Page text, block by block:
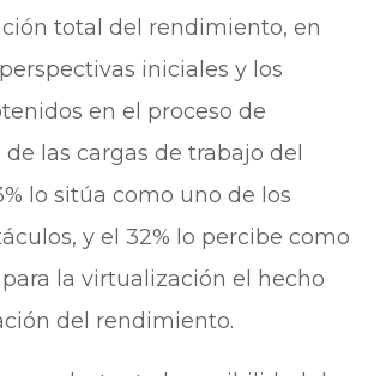
total del rendimiento, en
iniciales y los
en el proceso de
las cargas de trabajo del
lo sitúa como uno de los
y el 32% lo percibe como
la virtualización el hecho
del rendimiento.